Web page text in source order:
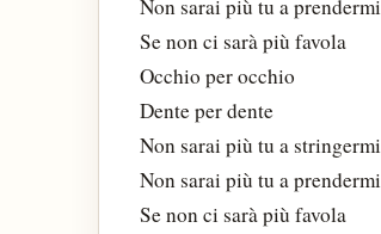
Non sarai più tu a prendermi
Se non ci sarà più favola
Occhio per occhio
Dente per dente
Non sarai più tu a stringermi
Non sarai più tu a prendermi
Se non ci sarà più favola